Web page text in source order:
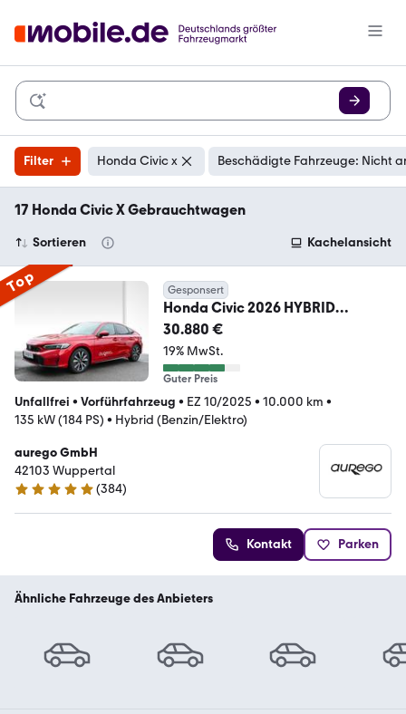
Filter Honda Civic x Beschädigte Fahrzeuge: Nicht
17 Honda Civic X Gebrauchtwagen
Sortieren Kachelansicht
Top Gesponsert
Honda Civic 2026 HYBRID
ELEGANCE SHZ+NAVI+R-KAM, 2x
PD
30.880 €
19% MwSt.
Guter Preis
Unfallfrei • Vorführfahrzeug • EZ 10/2025 • 10.000 km •
135 kW (184 PS) • Hybrid (Benzin/Elektro)
aurego GmbH
42103 Wuppertal
4.8 Sterne
(384)
Kontakt Parken
Ähnliche Fahrzeuge des Anbieters